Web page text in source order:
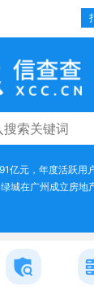
亿元，年度活跃用
绿城在广州成立房地